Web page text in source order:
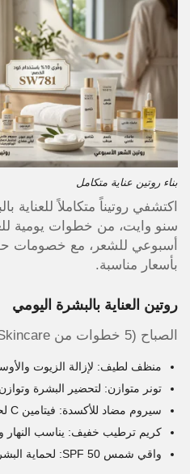
بناء روتين عناية متكامل
اكتشفي روتيناً متكاملاً
سنو وايت، من خطوات يومية
أسبوعي للشعر، مع خصومات
بأسعار مناسبة.
روتين العناية بالبشرة اليومي
الصباح (5 خطوات من Skincare):
منظف لطيف: لإزالة الزيوت
تونر متوازن: لتحضير البشرة
سيروم مضاد للأكسدة: فيتامين C لحماية من الجذور الحرة
كريم ترطيب خفيف: يناسب النهار
واقي شمس SPF 50: لحماية البشرة من الأشعة الضارة